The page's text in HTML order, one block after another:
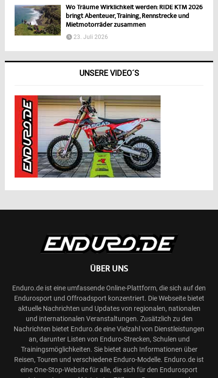
Wo Träume Wirklichkeit werden: RIDE KTM 2026
bringt Abenteuer, Training, Rennstrecke und
Mietmotorräder zusammen
23. Juli 2026
UNSERE VIDEO´S
ÜBER UNS
Enduro.de ist eine umfassende Online-Plattform, die sich auf den
Endurosport und Offroadsport konzentriert. Die Webseite bietet
aktuelle Nachrichten und Updates von regionalen, nationalen
und internationalen Veranstaltungen. Zusätzlich zu den
Nachrichten bietet Enduro.de eine Vielzahl von Dienstleistungen
an, darunter Listen von Enduro-Strecken, Schulen und
Trainingsmöglichkeiten. Sie bietet auch Informationen über
Reisen, Touren und verschiedene Enduro-Modelle. Enduro.de ist
eine One-Stop-Website für alle, die sich für den Endurosport